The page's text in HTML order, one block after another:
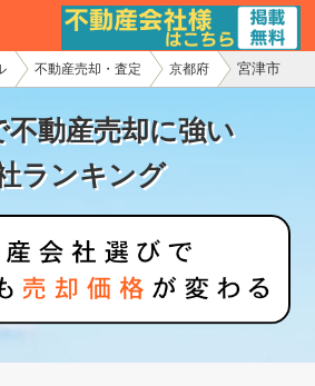
不動産売却・査定 京都府 宮津市
不動産売却に強い
ランキング
動産会社様
定